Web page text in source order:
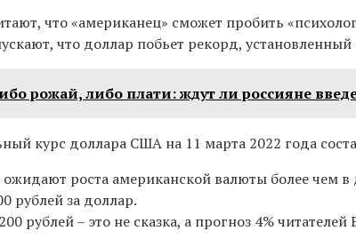
что «американец» сможет пробить
что доллар побьет рекорд, установленный
рожай, либо плати: ждут ли россияне
курс доллара США на 11 марта 2022 года
роста американской валюты более чем
рублей за доллар.
рублей– это не сказка, а прогноз 4%